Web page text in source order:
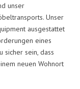
unser
Unser
ausgestattet
eines
sicher sein, dass
neuen Wohnort